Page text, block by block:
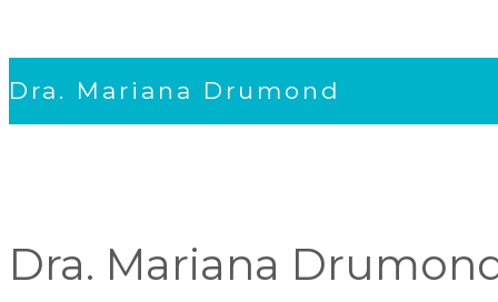
Dra. Mariana Drumond
Dra. Mariana